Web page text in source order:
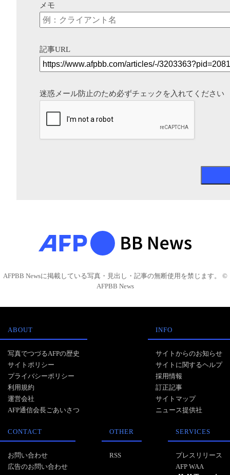
メモ
記事URL
迷惑メール防止のため必ずチェックを入れてください
AFPBB Newsに掲載している写真・見出し・記事の無断使用を禁じます。 ©
AFPBB News
ABOUT
写真でつづるAFPの歴史
サイトポリシー
プライバシーポリシー
利用規約
運営会社
AFP通信会長ごあいさつ
INFO
サイトからのお知らせ
サイトに関するヘルプ
採用情報
訂正記事
サイトマップ
ニュース提供社
CONTACT
お問い合わせ
広告のお問い合わせ
OTHER
RSS
SERVICES
プレスリリース
AFP WAA